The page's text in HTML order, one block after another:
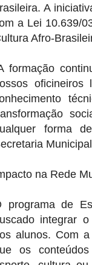
A
a Lei 10.639/
Afro-
formação
forma
na Rede
programa de
integrar
alunos. Com
os